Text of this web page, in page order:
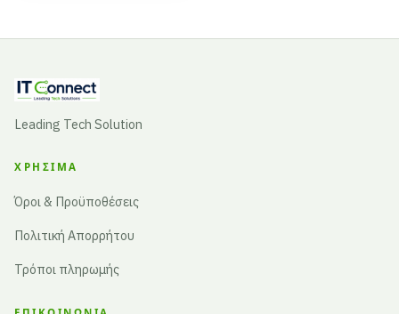
Leading Tech Solution
ΧΡΉΣΙΜΑ
Όροι & Προϋποθέσεις
Πολιτική Απορρήτου
Τρόποι πληρωμής